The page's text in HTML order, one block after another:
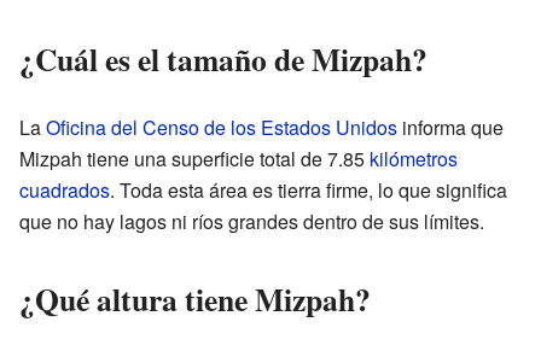
¿Cuál es el tamaño de Mizpah?
LaOficina del Censo de los Estados Unidos informa que
Mizpah tiene una superficie total de 7.85 kilómetros
cuadrados. Toda esta área es tierra firme, lo que significa
que no hay lagos ni ríos grandes dentro de sus límites.
¿Qué altura tiene Mizpah?